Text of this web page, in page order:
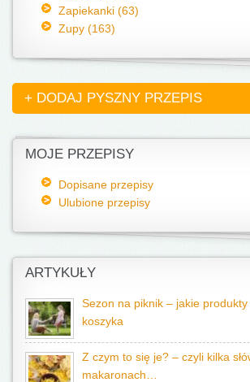
Zapiekanki (63)
Zupy (163)
+ DODAJ PYSZNY PRZEPIS
MOJE PRZEPISY
Dopisane przepisy
Ulubione przepisy
ARTYKUŁY
Sezon na piknik – jakie
koszyka
Z czym to się je? – czyli kilka
makaronach…